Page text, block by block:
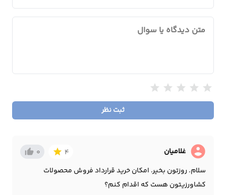
متن دیدگاه یا سوال
star
star
star
star
star
ثبت نظر
account_circle غلامیان 4
star
0
thumb_up_alt
سلام. روزتون بخیر. امکان خرید قرارداد فروش محصولات
کشاورزیتون هست که اقدام کنم؟